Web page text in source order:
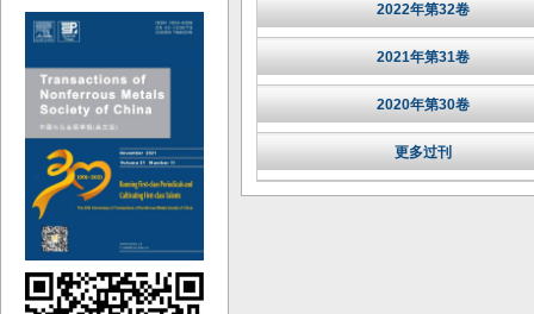
2022年第32卷
2021年第31卷
2020年第30卷
更多过刊